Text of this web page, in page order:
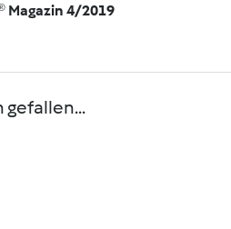
Magazin 4/2019
gefallen...